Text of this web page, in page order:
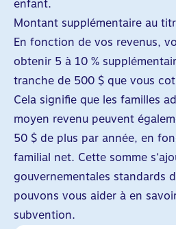
enfant.
Montant supplémentaire au
En fonction de vos revenus,
obtenir 5 à 10 %
tranche de 500 $ que vous
Cela signifie que les familles
moyen revenu peuvent
50 $ de plus par année, en
familial net. Cette somme
gouvernementales standards
pouvons vous aider à en
subvention.